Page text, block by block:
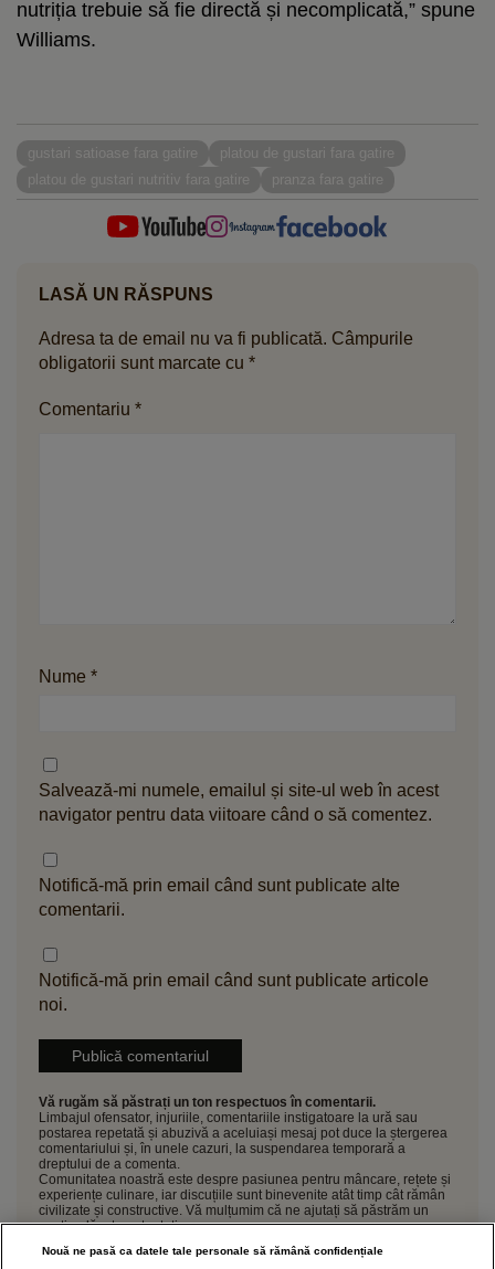
nutriția trebuie să fie directă și necomplicată,” spune
Williams.
gustari satioase fara gatire
platou de gustari fara gatire
platou de gustari nutritiv fara gatire
pranza fara gatire
LASĂ UN RĂSPUNS
Adresa ta de email nu va fi publicată. Câmpurile
obligatorii sunt marcate cu *
Comentariu *
Nume *
Salvează-mi numele, emailul și site-ul web în acest
navigator pentru data viitoare când o să comentez.
Notifică-mă prin email când sunt publicate alte
comentarii.
Notifică-mă prin email când sunt publicate articole
noi.
Vă rugăm să păstrați un ton respectuos în comentarii.
Limbajul ofensator, injuriile, comentariile instigatoare la ură sau
postarea repetată și abuzivă a aceluiași mesaj pot duce la ștergerea
comentariului și, în unele cazuri, la suspendarea temporară a
dreptului de a comenta.
Comunitatea noastră este despre pasiunea pentru mâncare, rețete și
experiențe culinare, iar discuțiile sunt binevenite atât timp cât rămân
civilizate și constructive. Vă mulțumim că ne ajutați să păstrăm un
spațiu plăcut pentru toți
Nouă ne pasă ca datele tale personale să rămână confidențiale